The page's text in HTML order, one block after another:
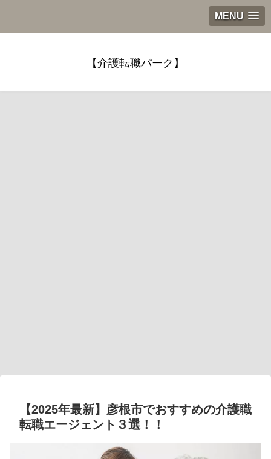
MENU
【介護転職パーク】
【2025年最新】彦根市でおすすめの介護職
転職エージェント３選！！